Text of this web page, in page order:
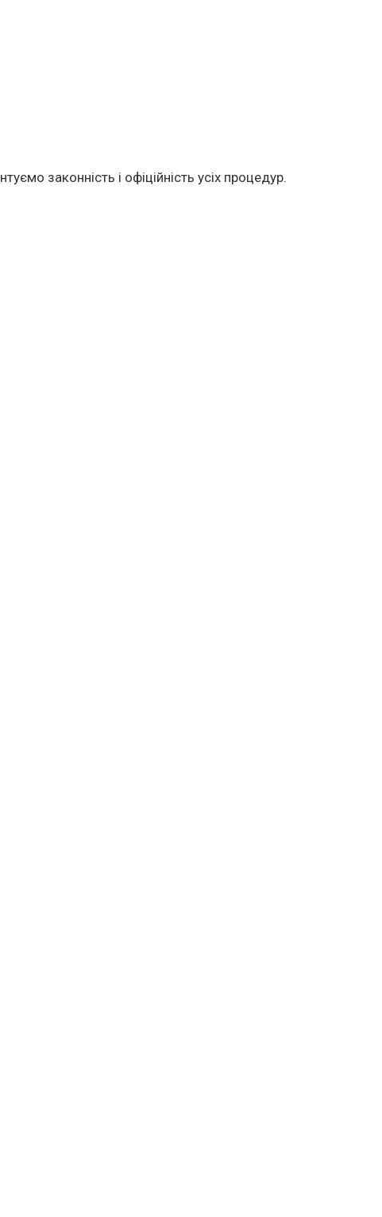
законність і офіційність усіх процедур.